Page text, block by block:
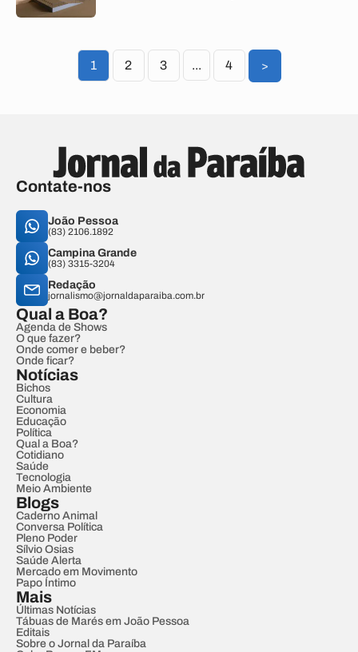
1 2 3 ... 4 >
Contate-nos
João Pessoa
(83) 2106.1892
Campina Grande
(83) 3315-3204
Redação
jornalismo@jornaldaparaiba.com.br
Qual a Boa?
Agenda de Shows
O que fazer?
Onde comer e beber?
Onde ficar?
Notícias
Bichos
Cultura
Economia
Educação
Política
Qual a Boa?
Cotidiano
Saúde
Tecnologia
Meio Ambiente
Blogs
Caderno Animal
Conversa Política
Pleno Poder
Sílvio Osias
Saúde Alerta
Mercado em Movimento
Papo Íntimo
Mais
Últimas Notícias
Tábuas de Marés em João Pessoa
Editais
Sobre o Jornal da Paraíba